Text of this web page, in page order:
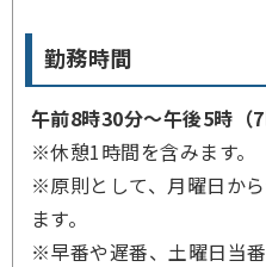
勤務時間
午前8時30分～午後5時（7
※休憩1時間を含みます。
※原則として、月曜日か
ます。
※早番や遅番、土曜日当